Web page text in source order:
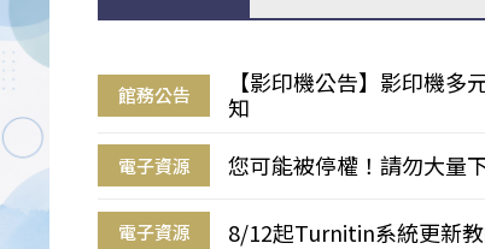
館務公告
【影印機公告】影印機
知
電子資源 您可能被停權！請勿大量
電子資源 8/12起Turnitin系統更新